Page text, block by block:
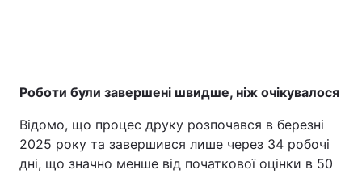
Роботи були завершені швидше, ніж очікувалося
Відомо, що процес друку розпочався в березні
2025 року та завершився лише через 34 робочі
дні, що значно менше від початкової оцінки в 50